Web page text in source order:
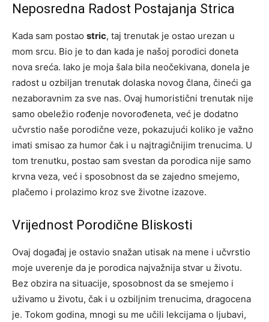
Neposredna Radost Postajanja Strica
Kada sam postao stric, taj trenutak je ostao urezan u
mom srcu. Bio je to dan kada je našoj porodici doneta
nova sreća. Iako je moja šala bila neočekivana, donela je
radost u ozbiljan trenutak dolaska novog člana, čineći ga
nezaboravnim za sve nas. Ovaj humoristični trenutak nije
samo obeležio rođenje novorođeneta, već je dodatno
učvrstio naše porodične veze, pokazujući koliko je važno
imati smisao za humor čak i u najtragičnijim trenucima. U
tom trenutku, postao sam svestan da porodica nije samo
krvna veza, već i sposobnost da se zajedno smejemo,
plačemo i prolazimo kroz sve životne izazove.
Vrijednost Porodične Bliskosti
Ovaj događaj je ostavio snažan utisak na mene i učvrstio
moje uverenje da je porodica najvažnija stvar u životu.
Bez obzira na situacije, sposobnost da se smejemo i
uživamo u životu, čak i u ozbiljnim trenucima, dragocena
je. Tokom godina, mnogi su me učili lekcijama o ljubavi,